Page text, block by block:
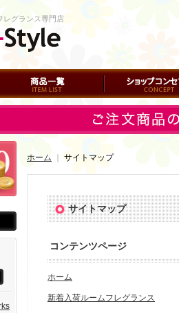
一覧 ショップコンセプト
レグランス専門店
ホーム サイトマップ
サイトマップ
コンテンツページ
ホーム
新着入荷ルームフレグランス